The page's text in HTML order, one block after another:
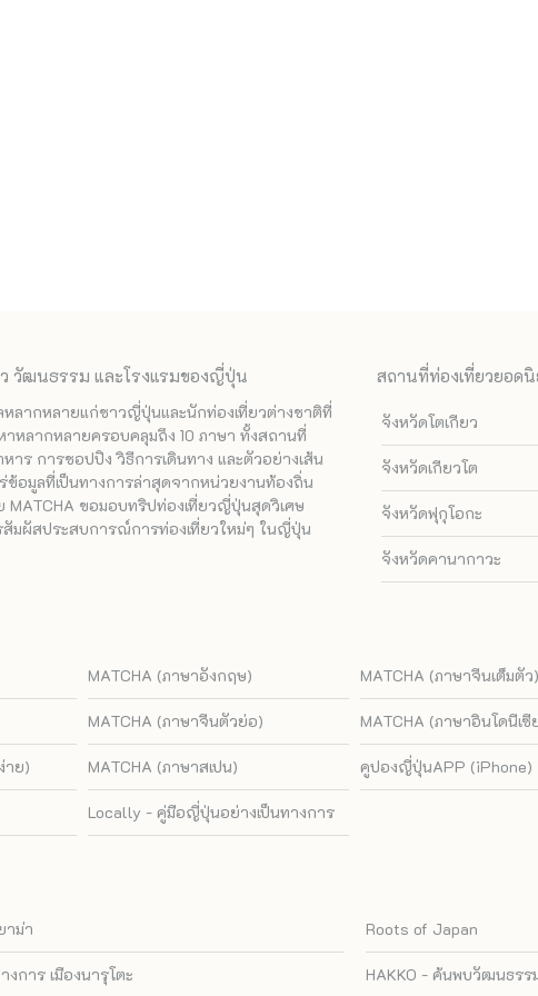
ว วัฒนธรรม และโรงแรมของญี่ปุ่น
หลากหลายแก่ชาวญี่ปุ่นและนักท่องเที่ยวต่างชาติที่
หลากหลายครอบคลุมถึง 10 ภาษา ทั้งสถานที่
หาร การชอปปิง วิธีการเดินทาง และตัวอย่างเส้น
ข้อมูลที่เป็นทางการล่าสุดจากหน่วยงานท้องถิ่น
ขอมอบทริปท่องเที่ยวญี่ปุ่นสุดวิเศษ
มผัสประสบการณ์การท่องเที่ยวใหม่ๆ ในญี่ปุ่น
สถานที่ท่องเที่ยวยอด
จังหวัดโตเกียว
จังหวัดเกียวโต
จังหวัดฟุกุโอกะ
จังหวัดคานากาวะ
MATCHA (ภาษาอังกฤษ) MATCHA (ภาษาจีนเต็มตัว)
MATCHA (ภาษาจีนตัวย่อ) MATCHA (ภาษาอินโดนีเซี
าย) MATCHA (ภาษาสเปน) คูปองญี่ปุ่นAPP (iPhone)
Locally - คู่มือญี่ปุ่นอย่างเป็นทางการ
าม่า Roots of Japan
งการ เมืองนารุโตะ HAKKO - ค้นพบวัฒนธร